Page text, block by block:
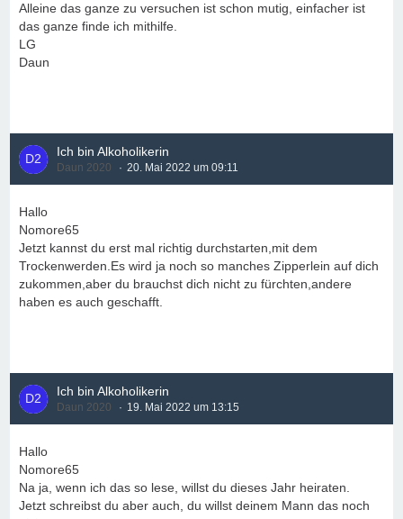
Alleine das ganze zu versuchen ist schon mutig, einfacher ist
das ganze finde ich mithilfe.
LG
Daun
Ich bin Alkoholikerin
Daun 2020 20. Mai 2022 um 09:11
Hallo
Nomore65
Jetzt kannst du erst mal richtig durchstarten,mit dem
Trockenwerden.Es wird ja noch so manches Zipperlein auf dich
zukommen,aber du brauchst dich nicht zu fürchten,andere
haben es auch geschafft.
Ich bin Alkoholikerin
Daun 2020 19. Mai 2022 um 13:15
Hallo
Nomore65
Na ja, wenn ich das so lese, willst du dieses Jahr heiraten.
Jetzt schreibst du aber auch, du willst deinem Mann das noch